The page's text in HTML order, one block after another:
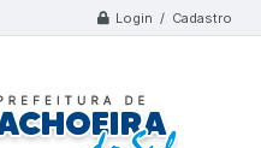
Login / Cadastro